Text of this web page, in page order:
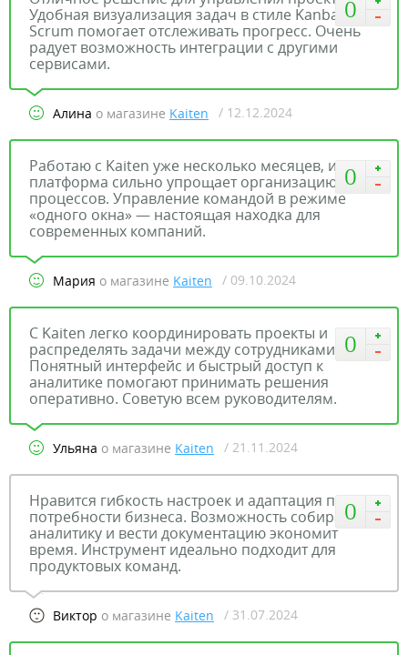
0
Удобная визуализация задач в стиле Kanban и
Scrum помогает отслеживать прогресс. Очень
радует возможность интеграции с другими
сервисами.
Алина о магазине Kaiten / 12.12.2024
0
Работаю с Kaiten уже несколько месяцев, и
платформа сильно упрощает организацию
процессов. Управление командой в режиме
«одного окна» — настоящая находка для
современных компаний.
Мария о магазине Kaiten / 09.10.2024
0
С Kaiten легко координировать проекты и
распределять задачи между сотрудниками.
Понятный интерфейс и быстрый доступ к
аналитике помогают принимать решения
оперативно. Советую всем руководителям.
Ульяна о магазине Kaiten / 21.11.2024
0
Нравится гибкость настроек и адаптация под
потребности бизнеса. Возможность собирать
аналитику и вести документацию экономит
время. Инструмент идеально подходит для
продуктовых команд.
Виктор о магазине Kaiten / 31.07.2024